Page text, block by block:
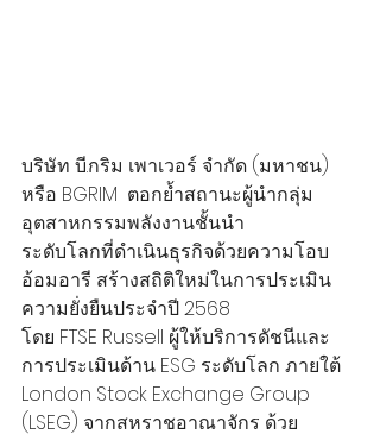
บริษัท บี.กริม เพาเวอร์ จำกัด (มหาชน)
หรือ BGRIM  ตอกย้ำสถานะผู้นำกลุ่ม
อุตสาหกรรมพลังงานชั้นนำ
ระดับโลกที่ดำเนินธุรกิจด้วยความโอบ
อ้อมอารี สร้างสถิติใหม่ในการประเมิน
ความยั่งยืนประจำปี 2568
โดย FTSE Russell ผู้ให้บริการดัชนีและ
การประเมินด้าน ESG ระดับโลก ภายใต้
London Stock Exchange Group
(LSEG) จากสหราชอาณาจักร ด้วย